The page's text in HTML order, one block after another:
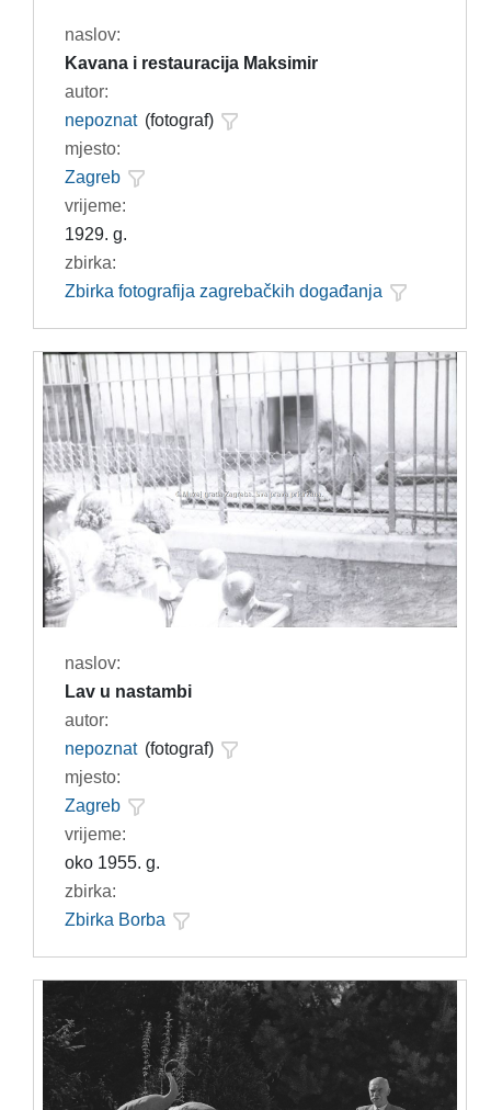
naslov:
Kavana i restauracija Maksimir
autor:
nepoznat (fotograf)
mjesto:
Zagreb
vrijeme:
1929. g.
zbirka:
Zbirka fotografija zagrebačkih događanja
naslov:
Lav u nastambi
autor:
nepoznat (fotograf)
mjesto:
Zagreb
vrijeme:
oko 1955. g.
zbirka:
Zbirka Borba